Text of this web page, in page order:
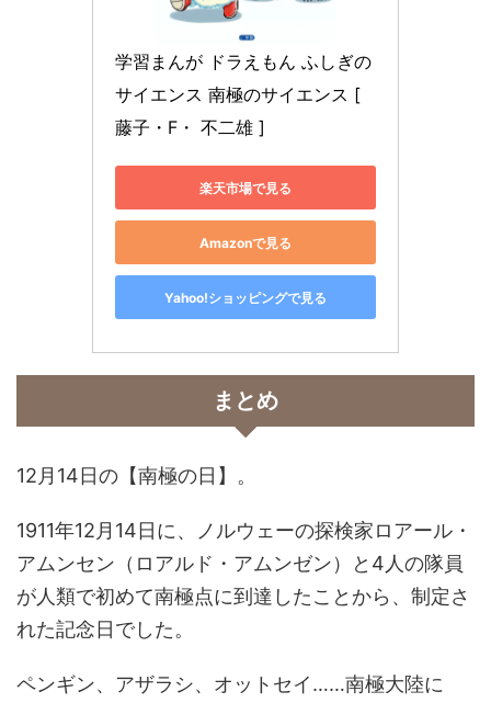
学習まんが ドラえもん ふしぎの
サイエンス 南極のサイエンス [
藤子・F・ 不二雄 ]
楽天市場で見る
Amazonで見る
Yahoo!ショッピングで見る
まとめ
12月14日の【南極の日】。
1911年12月14日に、ノルウェーの探検家ロアール・
アムンセン（ロアルド・アムンゼン）と4人の隊員
が人類で初めて南極点に到達したことから、制定さ
れた記念日でした。
ペンギン、アザラシ、オットセイ……南極大陸に